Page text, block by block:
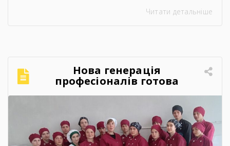
професійних перемог та яскравого
міцним фундаментом для вашого успіху! За
традицією, […]
Читати детальніше
Нова генерація
професіоналів готова
підкорювати кулінарний